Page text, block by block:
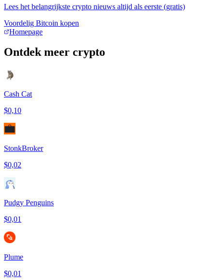
Lees het belangrijkste crypto nieuws altijd als eerste (gratis)
Voordelig Bitcoin kopen
Homepage
Ontdek meer crypto
Cash Cat
$0,10
StonkBroker
$0,02
Pudgy Penguins
$0,01
Plume
$0,01